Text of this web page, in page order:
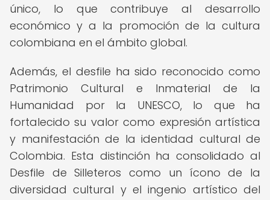
único, lo que contribuye al desarrollo
económico y a la promoción de la cultura
colombiana en el ámbito global.
Además, el desfile ha sido reconocido como
Patrimonio Cultural e Inmaterial de la
Humanidad por la UNESCO, lo que ha
fortalecido su valor como expresión artística
y manifestación de la identidad cultural de
Colombia. Esta distinción ha consolidado al
Desfile de Silleteros como un ícono de la
diversidad cultural y el ingenio artístico del